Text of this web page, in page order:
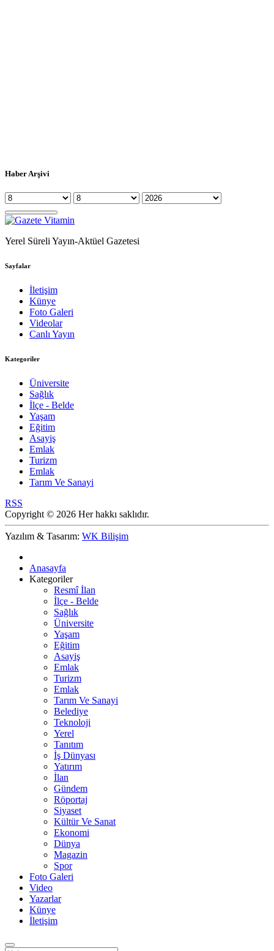
Haber Arşivi
Yerel Süreli Yayın-Aktüel Gazetesi
Sayfalar
İletişim
Künye
Foto Galeri
Videolar
Canlı Yayın
Kategoriler
Üniversite
Sağlık
İlçe - Belde
Yaşam
Eğitim
Asayiş
Emlak
Turizm
Emlak
Tarım Ve Sanayi
RSS
Copyright © 2026 Her hakkı saklıdır.
Yazılım & Tasarım: WK Bilişim
Anasayfa
Kategoriler
Resmî İlan
İlçe - Belde
Sağlık
Üniversite
Yaşam
Eğitim
Asayiş
Emlak
Turizm
Emlak
Tarım Ve Sanayi
Belediye
Teknoloji
Yerel
Tanıtım
İş Dünyası
Yatırım
İlan
Gündem
Röportaj
Siyaset
Kültür Ve Sanat
Ekonomi
Dünya
Magazin
Spor
Foto Galeri
Video
Yazarlar
Künye
İletişim